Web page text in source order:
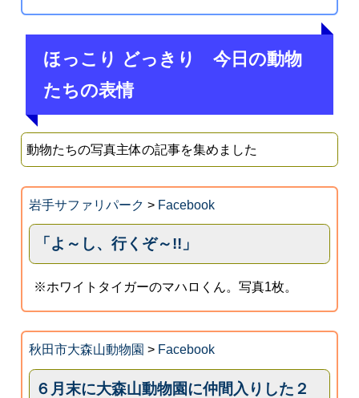
ほっこり どっきり 今日の動物
たちの表情
動物たちの写真主体の記事を集めました
岩手サファリパーク > Facebook
「よ～し、行くぞ～!!」
※ホワイトタイガーのマハロくん。写真1枚。
秋田市大森山動物園 > Facebook
６月末に大森山動物園に仲間入りした２